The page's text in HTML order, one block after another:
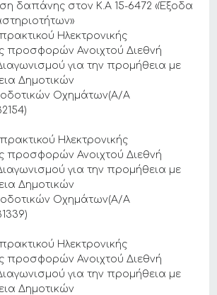
δαπάνης στον Κ.Α 15-6472 «Έξοδα
Ηλεκτρονικής
προσφορών Ανοιχτού Διεθνή
για την προμήθεια με
Δημοτικών
Οχημάτων(Α/Α
Ηλεκτρονικής
προσφορών Ανοιχτού Διεθνή
για την προμήθεια με
Δημοτικών
Οχημάτων(Α/Α
Ηλεκτρονικής
προσφορών Ανοιχτού Διεθνή
για την προμήθεια με
Δημοτικών